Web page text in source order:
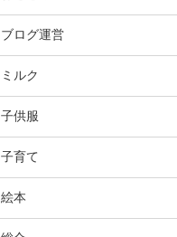
ブログ運営
ミルク
子供服
子育て
絵本